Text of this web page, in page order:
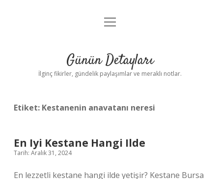
Gizlilik Politikası
Yasal Uyarı
menüyü
Günün Detayları
İlginç fikirler, gündelik paylaşımlar ve meraklı notlar.
Etiket: Kestanenin anavatanı neresi
En Iyi Kestane Hangi Ilde
Tarih: Aralık 31, 2024
En lezzetli kestane hangi ilde yetişir? Kestane Bursa